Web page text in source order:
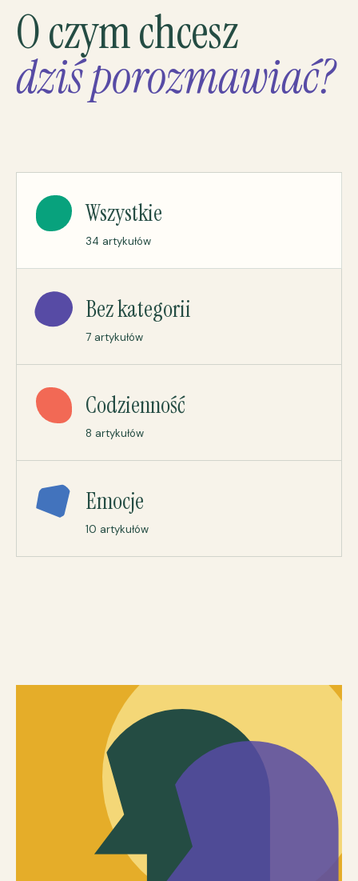
O czym chcesz
dziś porozmawiać?
Wszystkie
34 artykułów
Bez kategorii
7 artykułów
Codzienność
8 artykułów
Emocje
10 artykułów